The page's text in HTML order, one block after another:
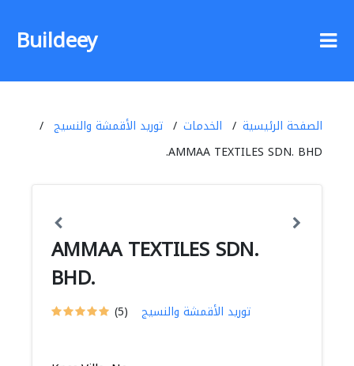
Buildeey
الصفحة الرئيسية الخدمات
توريد الأقمشة والنسيج
AMMAA TEXTILES SDN. BHD.
AMMAA TEXTILES SDN.
BHD.
(5) توريد الأقمشة والنسيج